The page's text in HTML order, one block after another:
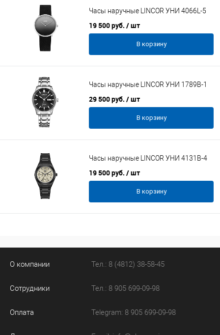
Часы наручные LINCOR УНИ 4066L-5
19 500 руб. / шт
В корзину
Часы наручные LINCOR УНИ 1789B-1
29 500 руб. / шт
В корзину
Часы наручные LINCOR УНИ 4131B-4
19 500 руб. / шт
В корзину
О компании
Сотрудники
Оплата
Тел.: 8 (4812) 38-58-45
Тел.: 8 905 699-09-98
Telegram: 8 905 699-09-98